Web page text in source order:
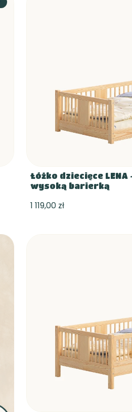
Łóżko dziecięce
wysoką barierką
1 119,00 zł